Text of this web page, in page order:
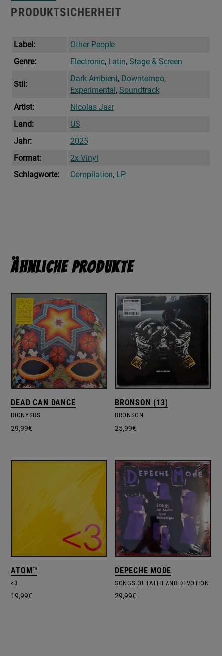
PRODUKTSICHERHEIT
Label:
Other People
Genre:
Electronic, Latin, Stage & Screen
Stil:
Dark Ambient, Downtempo,
Experimental , Soundtrack
Artist:
Nicolas Jaar
Land:
US
Jahr:
2025
Format:
2x Vinyl
Schlagworte:
Compilation, LP
Ähnliche Produkte
DEAD CAN DANCE
DIONYSUS
29,99€
BRONSON (13)
BRONSON
25,99€
ATOM™
<3
19,99€
DEPECHE MODE
SONGS OF FAITH AND DEVOTION
29,99€